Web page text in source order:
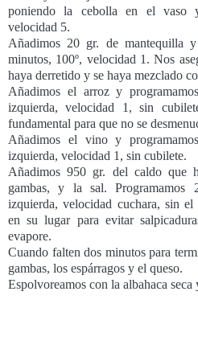
poniendo la cebolla en el vaso
velocidad 5.
Añadimos 20 gr. de mantequilla
minutos, 100º, velocidad 1. Nos
haya derretido y se haya mezclado
Añadimos el arroz y
izquierda, velocidad 1, sin
fundamental para que no se
Añadimos el vino y
izquierda, velocidad 1, sin cubilete.
Añadimos 950 gr. del caldo que
gambas, y la sal.
izquierda, velocidad cuchara, sin
en su lugar para evitar
evapore.
Cuando falten dos minutos para
gambas, los espárragos y el queso.
Espolvoreamos con la albahaca